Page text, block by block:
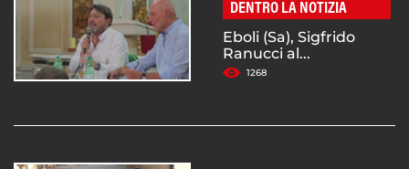
DENTRO LA NOTIZIA
Eboli (Sa), Sigfrido
Ranucci al...
1268